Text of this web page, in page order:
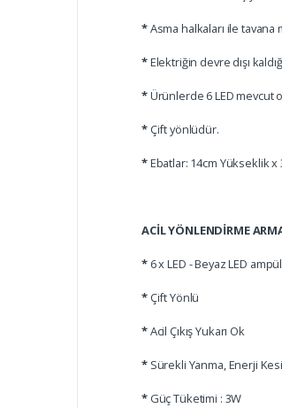
*Asma halkaları ile tavana
*Elektriğin devre dışı
*Ürünlerde 6 LED mevcut
*Çift yönlüdür.
*Ebatlar: 14cm Yükseklik x
ACİL YÖNLENDİRME
*6 x LED - Beyaz LED ampül
*Çift Yönlü
*Acil Çıkış Yukarı Ok
*Sürekli Yanma, Enerji
* Güç Tüketimi : 3W